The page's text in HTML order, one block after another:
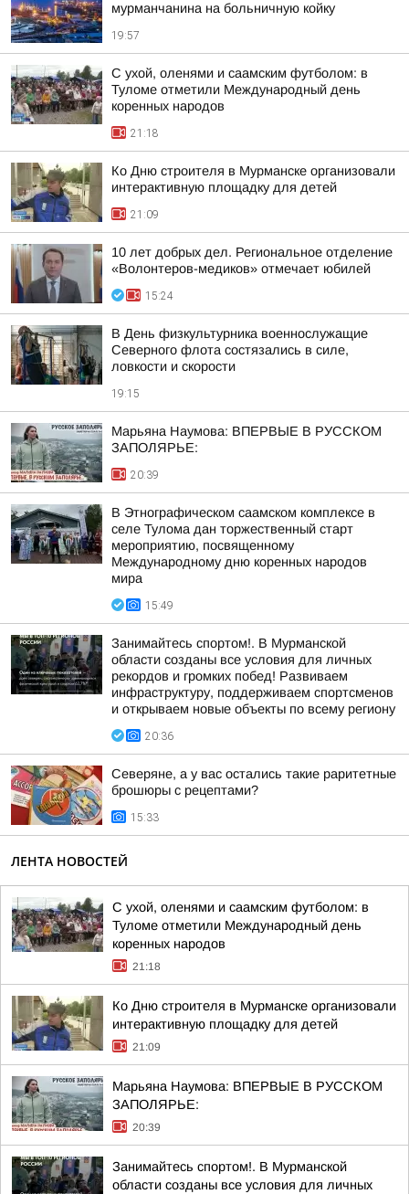
мурманчанина на больничную койку
19:57
С ухой, оленями и саамским футболом: в
Туломе отметили Международный день
коренных народов
21:18
Ко Дню строителя в Мурманске организовали
интерактивную площадку для детей
21:09
10 лет добрых дел. Региональное отделение
«Волонтеров-медиков» отмечает юбилей
15:24
В День физкультурника военнослужащие
Северного флота состязались в силе,
ловкости и скорости
19:15
Марьяна Наумова: ВПЕРВЫЕ В РУССКОМ
ЗАПОЛЯРЬЕ:
20:39
В Этнографическом саамском комплексе в
селе Тулома дан торжественный старт
мероприятию, посвященному
Международному дню коренных народов
мира
15:49
Занимайтесь спортом!. В Мурманской
области созданы все условия для личных
рекордов и громких побед! Развиваем
инфраструктуру, поддерживаем спортсменов
и открываем новые объекты по всему региону
20:36
Северяне, а у вас остались такие раритетные
брошюры с рецептами?
15:33
ЛЕНТА НОВОСТЕЙ
С ухой, оленями и саамским футболом: в
Туломе отметили Международный день
коренных народов
21:18
Ко Дню строителя в Мурманске организовали
интерактивную площадку для детей
21:09
Марьяна Наумова: ВПЕРВЫЕ В РУССКОМ
ЗАПОЛЯРЬЕ:
20:39
Занимайтесь спортом!. В Мурманской
области созданы все условия для личных